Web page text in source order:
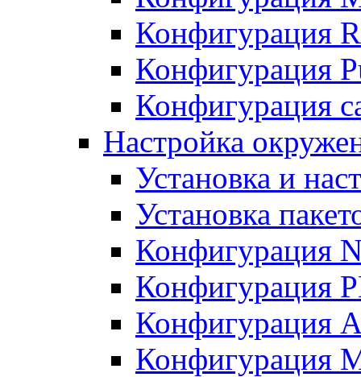
Конфигурация
Конфигурация
Конфигурация
Настройка
Установка и
Установка
Конфигурация
Конфигурация
Конфигурация
Конфигурация